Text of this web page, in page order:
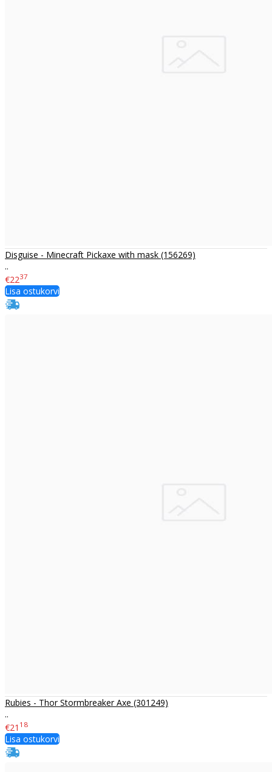
Disguise - Minecraft Pickaxe with mask (156269)
..
€2237
Lisa ostukorvi
Rubies - Thor Stormbreaker Axe (301249)
..
€21 18
Lisa ostukorvi